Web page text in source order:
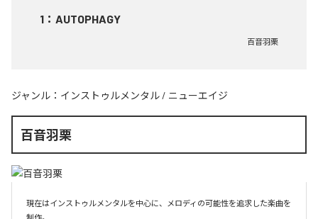
1 ： AUTOPHAGY
百音羽栗
ジャンル： インストゥルメンタル / ニューエイジ
百音羽栗
現在はインストゥルメンタルを中心に、メロディの可能性を追求した楽曲を